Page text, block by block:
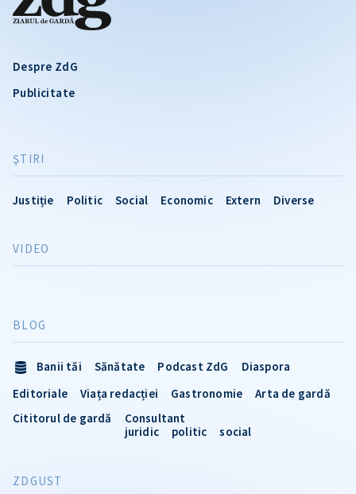
Despre ZdG
Publicitate
ŞTIRI
Justiție Politic Social Economic Extern Diverse
VIDEO
BLOG
Banii tăi Sănătate Podcast ZdG
Diaspora
Editoriale
Viața redacției Gastronomie
Arta de gardă
Cititorul de gardă
Consultant
juridic
politic social
ZDGUST